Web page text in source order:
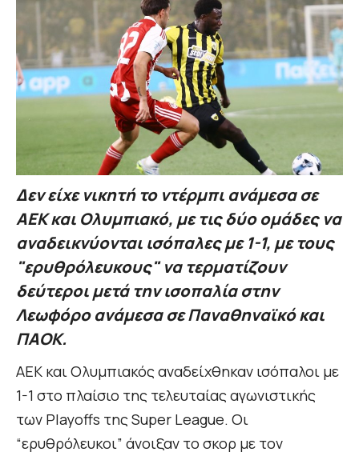
Δεν είχε νικητή το ντέρμπι ανάμεσα σε
ΑΕΚ και Ολυμπιακό, με τις δύο ομάδες να
αναδεικνύονται ισόπαλες με 1-1, με τους
"ερυθρόλευκους" να τερματίζουν
δεύτεροι μετά την ισοπαλία στην
Λεωφόρο ανάμεσα σε Παναθηναϊκό και
ΠΑΟΚ.
ΑΕΚ και Ολυμπιακός αναδείχθηκαν ισόπαλοι με
1-1 στο πλαίσιο της τελευταίας αγωνιστικής
των Playoffs της Super League. Οι
“ερυθρόλευκοι” άνοιξαν το σκορ με τον